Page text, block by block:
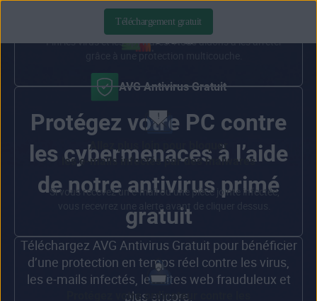
AVG Antivirus Gratuit
Protégez votre PC contre
les cybermenaces à l’aide
de notre antivirus primé
gratuit
Téléchargez AVG Antivirus Gratuit pour bénéficier
d’une protection en temps réel contre les virus,
les e-mails infectés, les sites web frauduleux et
plus encore.
Téléchargement gratuit
cybermenaces
Fini les virus et les spywares. Nous aidons à les arrêter
Allez plus loin pour bloquer
les e-mails infectés par des malwares
Si vous recevez un e-mail ou une pièce jointe infectée,
vous recevrez une alerte avant de cliquer dessus.
Protégez votre ordinateur contre les